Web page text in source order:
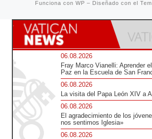
Funciona con WP – Diseñado con el
06.08.2026
Fray Marco Vianelli: Aprender
Paz en la Escuela de San
06.08.2026
La visita del Papa León XIV a
06.08.2026
El agradecimiento de los
nos sentimos Iglesia»
06.08.2026